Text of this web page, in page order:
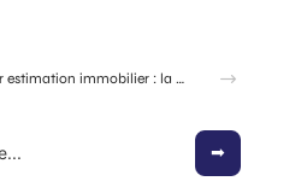
Quartiers chic Marseille : où vivre au calme sans s’exiler ?